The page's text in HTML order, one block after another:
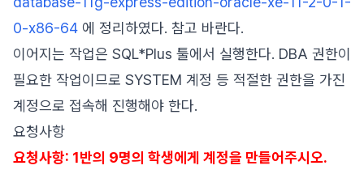
0-x86-64 에 정리하였다. 참고 바란다.
이어지는 작업은 SQL*Plus 툴에서 실행한다. DBA 권한이
필요한 작업이므로 SYSTEM 계정 등 적절한 권한을 가진
계정으로 접속해 진행해야 한다.
요청사항
요청사항: 1반의 9명의 학생에게 계정을 만들어주시오.